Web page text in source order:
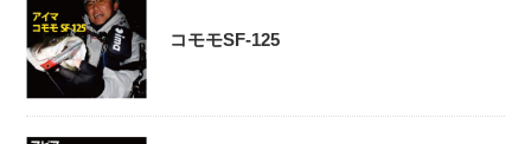
コモモSF-125